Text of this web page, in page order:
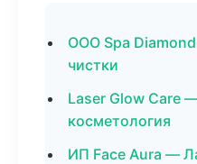
ООО Spa
чистки
Laser Glow Care
косметология
ИП Face Aura —